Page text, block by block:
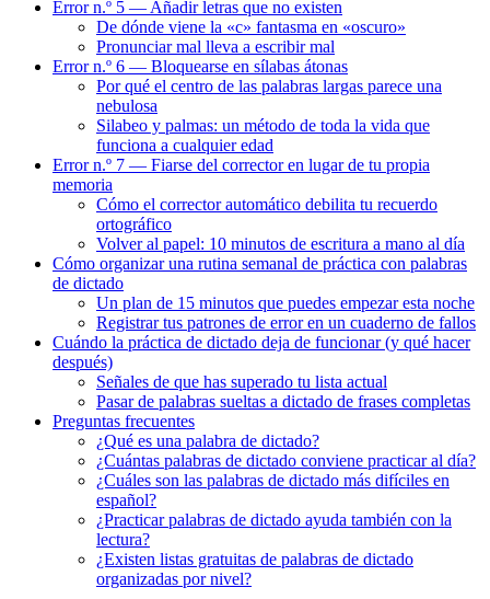
Error n.º 5 — Añadir letras que no existen
De dónde viene la «c» fantasma en «oscuro»
Pronunciar mal lleva a escribir mal
Error n.º 6 — Bloquearse en sílabas átonas
Por qué el centro de las palabras largas parece una
nebulosa
Silabeo y palmas: un método de toda la vida que
funciona a cualquier edad
Error n.º 7 — Fiarse del corrector en lugar de tu propia
memoria
Cómo el corrector automático debilita tu recuerdo
ortográfico
Volver al papel: 10 minutos de escritura a mano al día
Cómo organizar una rutina semanal de práctica con palabras
de dictado
Un plan de 15 minutos que puedes empezar esta noche
Registrar tus patrones de error en un cuaderno de fallos
Cuándo la práctica de dictado deja de funcionar (y qué hacer
después)
Señales de que has superado tu lista actual
Pasar de palabras sueltas a dictado de frases completas
Preguntas frecuentes
¿Qué es una palabra de dictado?
¿Cuántas palabras de dictado conviene practicar al día?
¿Cuáles son las palabras de dictado más difíciles en
español?
¿Practicar palabras de dictado ayuda también con la
lectura?
¿Existen listas gratuitas de palabras de dictado
organizadas por nivel?